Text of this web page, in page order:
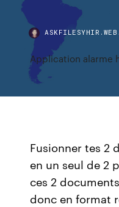
Application alarme
Fusionner tes 2
en un seul de 2
ces 2
donc en format